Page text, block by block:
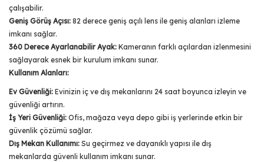
çalışabilir.
Geniş Görüş Açısı: 82 derece geniş açılı lens ile geniş alanları izleme
imkanı sağlar.
360 Derece Ayarlanabilir Ayak: Kameranın farklı açılardan izlenmesini
sağlayarak esnek bir kurulum imkanı sunar.
Kullanım Alanları:
Ev Güvenliği: Evinizin iç ve dış mekanlarını 24 saat boyunca izleyin ve
güvenliği artırın.
İş Yeri Güvenliği: Ofis, mağaza veya depo gibi iş yerlerinde etkin bir
güvenlik çözümü sağlar.
Dış Mekan Kullanımı: Su geçirmez ve dayanıklı yapısı ile dış
mekanlarda güvenli kullanım imkanı sunar.